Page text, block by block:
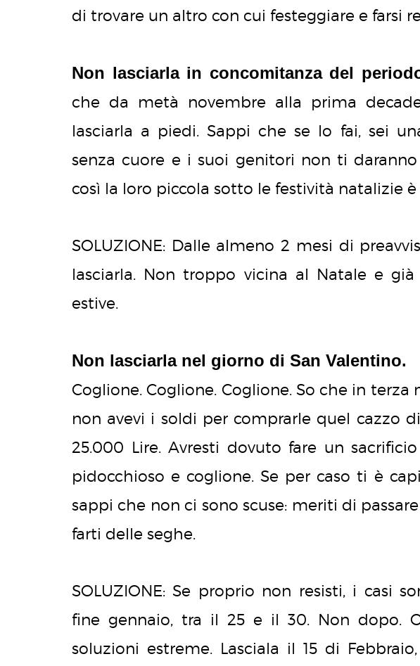
di trovare un altro con cui festeggiare e farsi
Non lasciarla in concomitanza del
che da metà novembre alla prima
lasciarla a piedi. Sappi che se lo fai, sei
senza cuore e i suoi genitori non ti
così la loro piccola sotto le festività natalizie
SOLUZIONE: Dalle almeno 2 mesi di
lasciarla. Non troppo vicina al Natale e
estive.
Non lasciarla nel giorno di San Valentino.
Coglione. Coglione. Coglione. So che in terza
non avevi i soldi per comprarle quel cazzo
25.000 Lire. Avresti dovuto fare un
pidocchioso e coglione. Se per caso ti è
sappi che non ci sono scuse: meriti di
farti delle seghe.
SOLUZIONE: Se proprio non resisti, i casi
fine gennaio, tra il 25 e il 30. Non dopo.
soluzioni estreme. Lasciala il 15 di